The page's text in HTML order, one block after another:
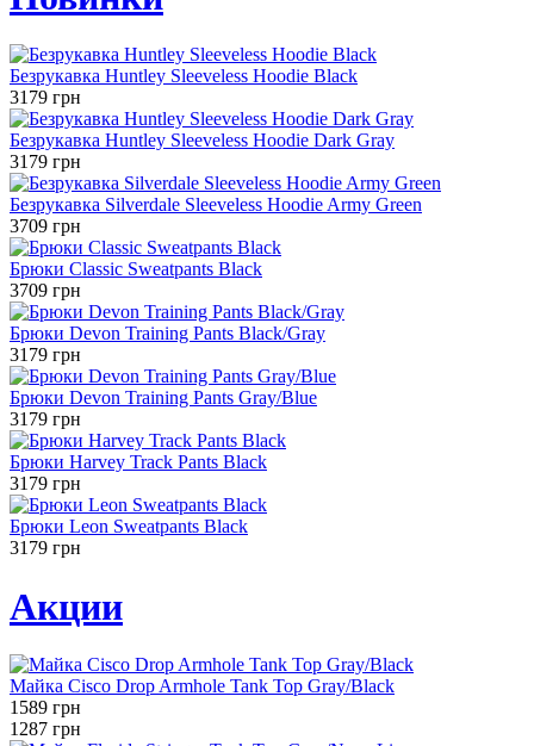
Безрукавка Huntley Sleeveless Hoodie Black
3179 грн
Безрукавка Huntley Sleeveless Hoodie Dark Gray
3179 грн
Безрукавка Silverdale Sleeveless Hoodie Army Green
3709 грн
Брюки Classic Sweatpants Black
3709 грн
Брюки Devon Training Pants Black/Gray
3179 грн
Брюки Devon Training Pants Gray/Blue
3179 грн
Брюки Harvey Track Pants Black
3179 грн
Брюки Leon Sweatpants Black
3179 грн
Акции
Майка Cisco Drop Armhole Tank Top Gray/Black
1589 грн
1287 грн